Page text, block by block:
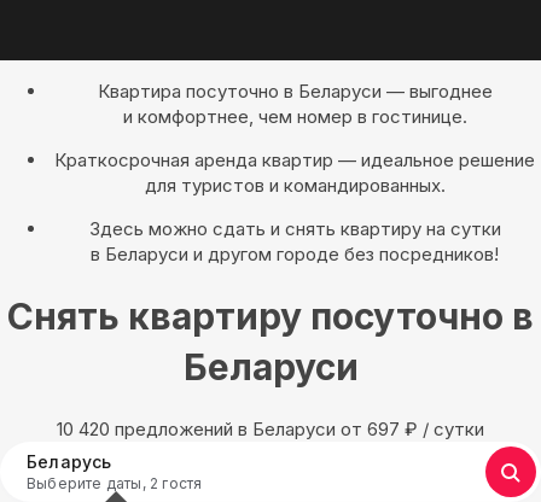
Квартира посуточно в Беларуси — выгоднее
и комфортнее, чем номер в гостинице.
Краткосрочная аренда квартир — идеальное решение
для туристов и командированных.
Здесь можно сдать и снять квартиру на сутки
в Беларуси и другом городе без посредников!
Снять квартиру посуточно в
Беларуси
10 420 предложений в Беларуси oт 697 ₽ / сутки
Беларусь
Выберите даты, 2 гостя